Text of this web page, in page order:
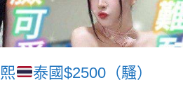
泰國$2500（騷）